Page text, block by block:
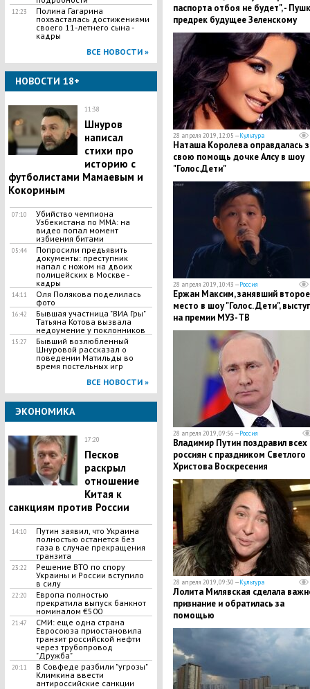
12:23
Полина Гагарина
похвасталась достижениями
своего 11-летнего сына -
кадры
ВСЕ НОВОСТИ »
НОВОСТИ 18+
11:38
Шнуров
написал
стихи про
историю с
футболистами Мамаевым и
Кокориным
07:10
Убийство чемпиона
Узбекистана по MMA: на
видео попал момент
избиения битами
05:44
Попросили предъявить
документы: преступник
напал с ножом на двоих
полицейских в Москве -
кадры
14:11
Оля Полякова поделилась
фото
16:42
Бывшая участница "ВИА Гры"
Татьяна Котова вызвала
недоумение у поклонников
15:27
Бывший возлюбленный
Шнуровой рассказал о
поведении Матильды во
время постельных игр
ВСЕ НОВОСТИ »
ЭКОНОМИКА
17:20
Песков
раскрыл
отношение
Китая к
санкциям против России
14:10
Путин заявил, что Украина
полностью останется без
газа в случае прекращения
транзита
23:22
Решение ВТО по спору
Украины и России вступило
в силу
22:20
Европа полностью
прекратила выпуск банкнот
номиналом €500
21:47
СМИ: еще одна страна
Евросоюза приостановила
транзит российской нефти
через трубопровод
"Дружба"
20:11
В Совфеде разбили "угрозы"
Климкина ввести
антироссийские санкции
паспорта отбоя не будет", -
предрек будущее Зеленскому
28 апреля 2019, 12:05 —Культура
Наташа Королева оправдалась
свою помощь дочке Алсу в шоу
"Голос.Дети"
28 апреля 2019, 10:43 —Россия
Ержан Максим, занявший второе
место в шоу "Голос. Дети",
на премии МУЗ-ТВ
28 апреля 2019, 09:56 —Россия
Владимир Путин поздравил всех
россиян с праздником Светлого
Христова Воскресения
28 апреля 2019, 09:30 —Культура
Лолита Милявская сделала
признание и обратилась за
помощью